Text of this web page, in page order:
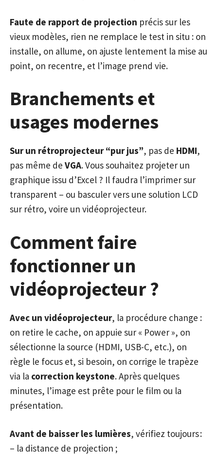
Faute de rapport de projection précis sur les
vieux modèles, rien ne remplace le test in situ : on
installe, on allume, on ajuste lentement la mise au
point, on recentre, et l’image prend vie.
Branchements et
usages modernes
Sur un rétroprojecteur “pur jus”, pas de HDMI,
pas même de VGA. Vous souhaitez projeter un
graphique issu d’Excel ? Il faudra l’imprimer sur
transparent – ou basculer vers une solution LCD
sur rétro, voire un vidéoprojecteur.
Comment faire
fonctionner un
vidéoprojecteur ?
Avec un vidéoprojecteur, la procédure change :
on retire le cache, on appuie sur « Power », on
sélectionne la source (HDMI, USB-C, etc.), on
règle le focus et, si besoin, on corrige le trapèze
via la correction keystone. Après quelques
minutes, l’image est prête pour le film ou la
présentation.
Avant de baisser les lumières, vérifiez toujours :
– la distance de projection ;